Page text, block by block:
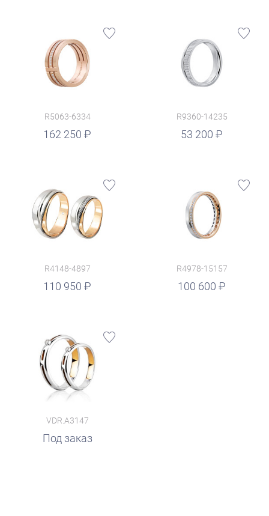
R5063-6334
162 250
R9360-14235
53 200
руб.
R4148-4897
110 950
R4978-15157
100 600
руб.
VDR.A3147
Под заказ